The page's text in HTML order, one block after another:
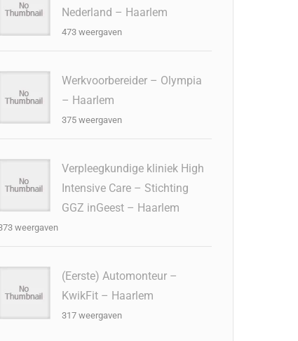
Nederland – Haarlem
473 weergaven
Werkvoorbereider – Olympia
– Haarlem
375 weergaven
Verpleegkundige kliniek High
Intensive Care – Stichting
GGZ inGeest – Haarlem
weergaven
(Eerste) Automonteur –
KwikFit – Haarlem
317 weergaven